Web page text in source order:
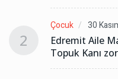
2
Çocuk 30
Edremit Aile
Topuk Kanı